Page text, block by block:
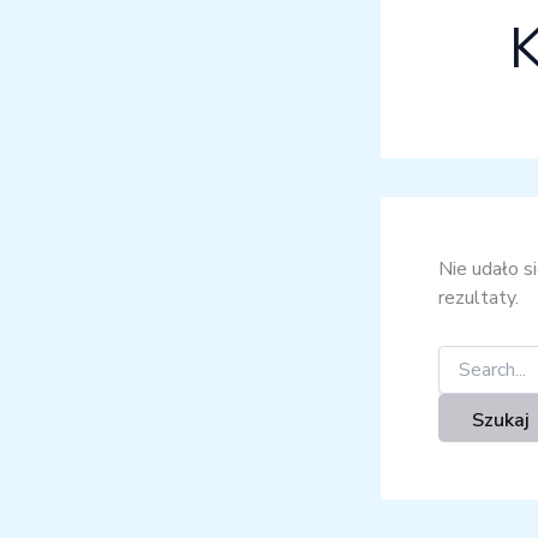
Nie udało
rezultaty.